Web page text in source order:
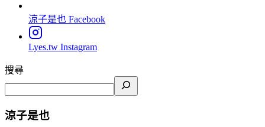
涼子是也 Facebook
Lyes.tw Instagram
搜尋
涼子是也